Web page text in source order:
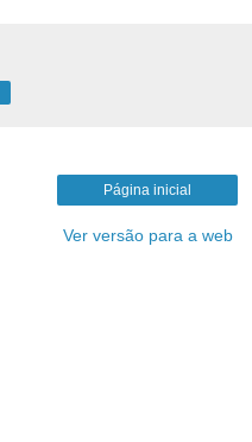
Página inicial
Ver versão para a web